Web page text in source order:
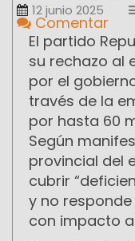
12 junio 2025
Comentar
El partido
su rechazo al
por el
través de la
por hasta 60
Según
provincial del
cubrir
y no
con impacto